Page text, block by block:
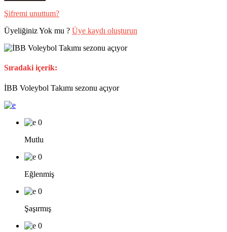
Şifremi unuttum?
Üyeliğiniz Yok mu ? Üye kaydı oluşturun
Sıradaki içerik:
İBB Voleybol Takımı sezonu açıyor
0
Mutlu
0
Eğlenmiş
0
Şaşırmış
0